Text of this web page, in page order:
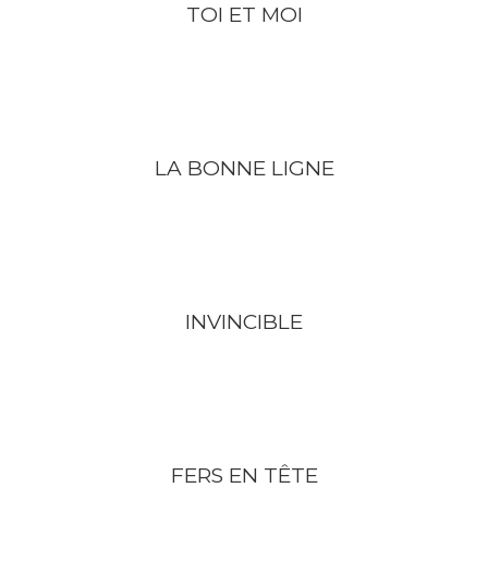
TOI ET MOI
LA BONNE LIGNE
INVINCIBLE
FERS EN TÊTE